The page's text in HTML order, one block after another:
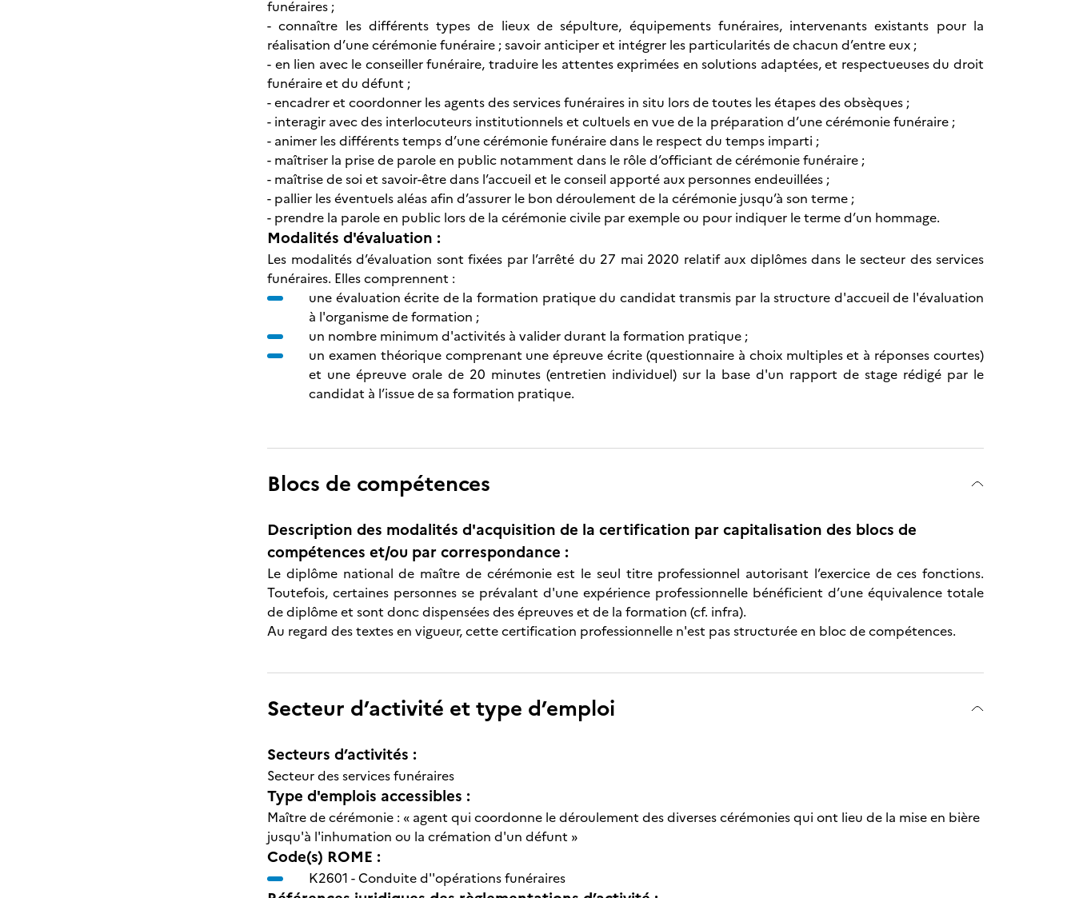
funéraires ;
- connaître les différents types de lieux de sépulture, équipements funéraires, intervenants existants pour la
réalisation d’une cérémonie funéraire ; savoir anticiper et intégrer les particularités de chacun d’entre eux ;
- en lien avec le conseiller funéraire, traduire les attentes exprimées en solutions adaptées, et respectueuses du droit
funéraire et du défunt ;
- encadrer et coordonner les agents des services funéraires in situ lors de toutes les étapes des obsèques ;
- interagir avec des interlocuteurs institutionnels et cultuels en vue de la préparation d’une cérémonie funéraire ;
- animer les différents temps d’une cérémonie funéraire dans le respect du temps imparti ;
- maîtriser la prise de parole en public notamment dans le rôle d’officiant de cérémonie funéraire ;
- maîtrise de soi et savoir-être dans l’accueil et le conseil apporté aux personnes endeuillées ;
- pallier les éventuels aléas afin d’assurer le bon déroulement de la cérémonie jusqu’à son terme ;
- prendre la parole en public lors de la cérémonie civile par exemple ou pour indiquer le terme d’un hommage.
Modalités d'évaluation :
Les modalités d’évaluation sont fixées par l’arrêté du 27 mai 2020 relatif aux diplômes dans le secteur des services
funéraires. Elles comprennent :
une évaluation écrite de la formation pratique du candidat transmis par la structure d'accueil de l'évaluation
à l'organisme de formation ;
un nombre minimum d'activités à valider durant la formation pratique ;
un examen théorique comprenant une épreuve écrite (questionnaire à choix multiples et à réponses courtes)
et une épreuve orale de 20 minutes (entretien individuel) sur la base d'un rapport de stage rédigé par le
candidat à l’issue de sa formation pratique.
Blocs de compétences
Description des modalités d'acquisition de la certification par capitalisation des blocs de
compétences et/ou par correspondance :
Le diplôme national de maître de cérémonie est le seul titre professionnel autorisant l’exercice de ces fonctions.
Toutefois, certaines personnes se prévalant d'une expérience professionnelle bénéficient d’une équivalence totale
de diplôme et sont donc dispensées des épreuves et de la formation (cf. infra).
Au regard des textes en vigueur, cette certification professionnelle n'est pas structurée en bloc de compétences.
Secteur d’activité et type d’emploi
Secteurs d’activités :
Secteur des services funéraires
Type d'emplois accessibles :
Maître de cérémonie : « agent qui coordonne le déroulement des diverses cérémonies qui ont lieu de la mise en bière
jusqu'à l'inhumation ou la crémation d'un défunt »
Code(s) ROME :
K2601 -Conduite d''opérations funéraires